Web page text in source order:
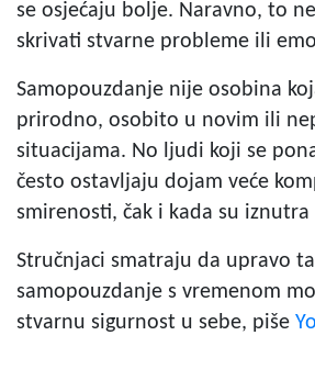
se osjećaju bolje. Naravno, to
skrivati stvarne probleme ili
Samopouzdanje nije osobina
prirodno, osobito u novim ili
situacijama. No ljudi koji se
često ostavljaju dojam veće
smirenosti, čak i kada su iznutra
Stručnjaci smatraju da upravo
samopouzdanje s vremenom
stvarnu sigurnost u sebe, piše